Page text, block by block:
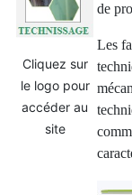
Cliquez sur
le logo pour
accéder au
site
de
Les